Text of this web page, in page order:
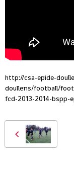
http://csa-epide-
doullens/football/
fcd-2013-2014-bspp-